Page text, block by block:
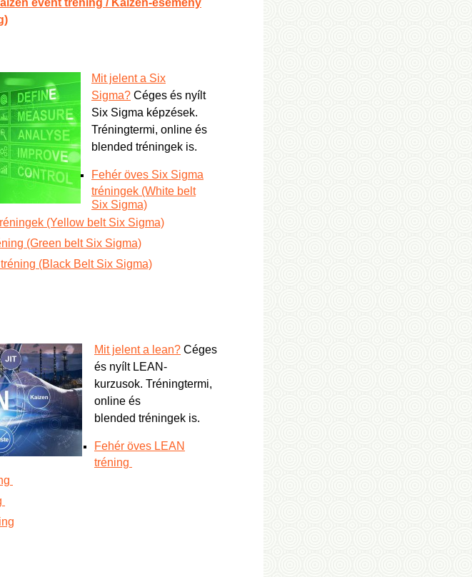
event tréning / Kaizen-esemény
Mit jelent a Six
Sigma? Céges és nyílt
Six Sigma képzések.
Tréningtermi, online és
blended tréningek is.
Fehér öves Six Sigma
tréningek (White belt
Six Sigma)
(Yellow belt Six Sigma)
(Green belt Six Sigma)
(Black Belt Six Sigma)
Mit jelent a lean? Céges
és nyílt LEAN-
kurzusok. Tréningtermi,
online és
blended tréningek is.
Fehér öves LEAN
tréning